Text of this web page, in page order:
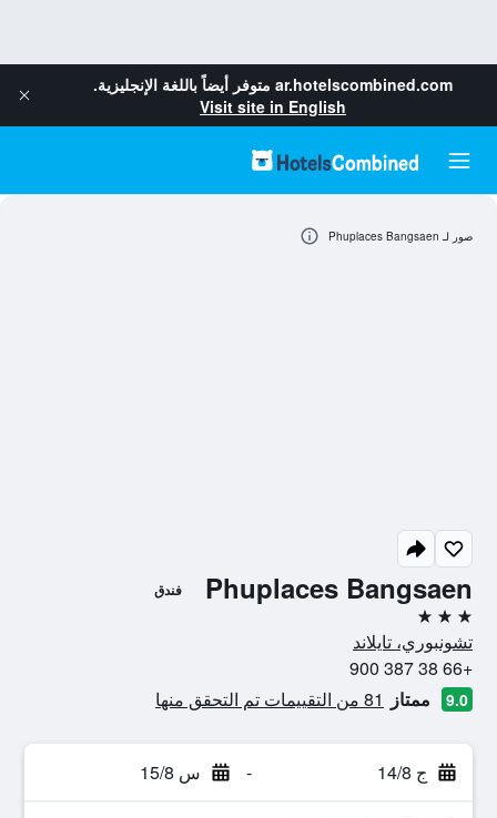
ar.hotelscombined.com متوفر أيضاً باللغة الإنجليزية.
Visit site in English
Phuplaces Bangsaen فندق
3 نجوم
تشونبوري، تايلاند
+66 38 387 900
9.0 ممتاز 81 من التقييمات تم التحقق منها
ج 14/8 - س 15/8
صور لـ Phuplaces Bangsaen